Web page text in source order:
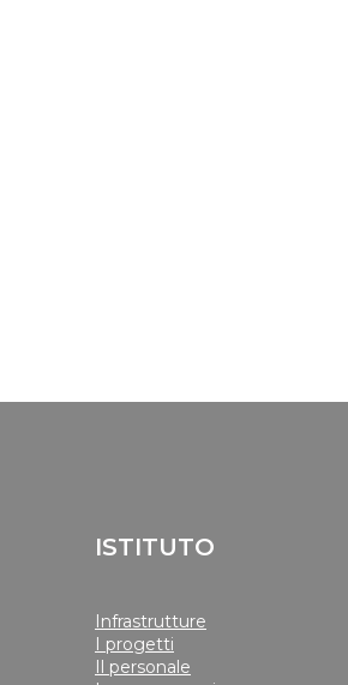
ISTITUTO
Infrastrutture
I progetti
Il personale